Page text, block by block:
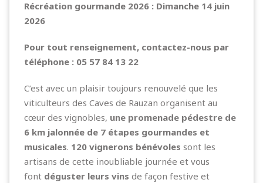
Récréation gourmande 2026 : Dimanche 14 juin
2026
Pour tout renseignement, contactez-nous par
téléphone : 05 57 84 13 22
C’est avec un plaisir toujours renouvelé que les
viticulteurs des Caves de Rauzan organisent au
cœur des vignobles, une promenade pédestre de
6 km jalonnée de 7 étapes gourmandes et
musicales. 120 vignerons bénévoles sont les
artisans de cette inoubliable journée et vous
font déguster leurs vins de façon festive et